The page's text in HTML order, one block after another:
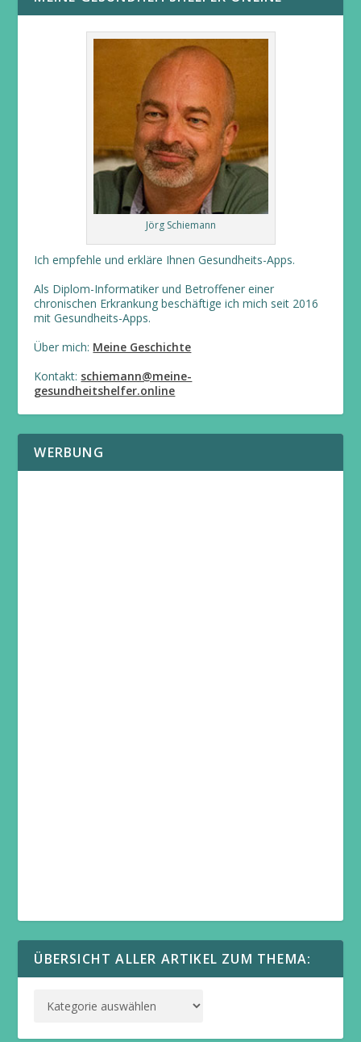
Jörg Schiemann
Ich empfehle und erkläre Ihnen Gesundheits-Apps.
Als Diplom-Informatiker und Betroffener einer
chronischen Erkrankung beschäftige ich mich seit 2016
mit Gesundheits-Apps.
Über mich: Meine Geschichte
Kontakt: schiemann@meine-
gesundheitshelfer.online
WERBUNG
ÜBERSICHT ALLER ARTIKEL ZUM THEMA: